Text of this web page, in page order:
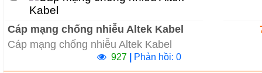
Cáp mạng chống nhiễu Altek Kabel
Cáp mạng chống nhiễu Altek Kabel
927 Phản hồi: 0